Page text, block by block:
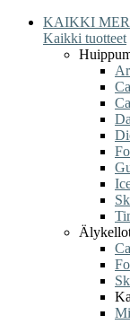
KAIKKI
Kaikki tuotteet